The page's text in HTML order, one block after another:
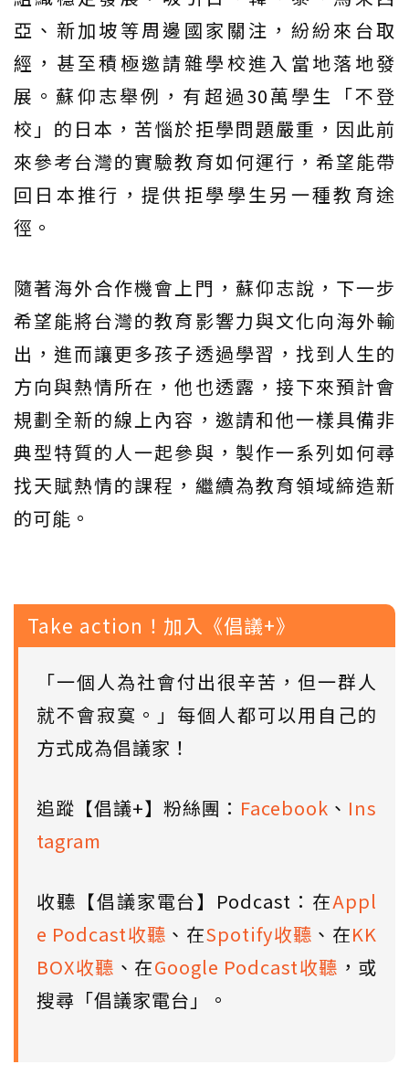
亞、新加坡等周邊國家關注，紛紛來台取
經，甚至積極邀請雜學校進入當地落地發
展。蘇仰志舉例，有超過30萬學生「不登
校」的日本，苦惱於拒學問題嚴重，因此前
來參考台灣的實驗教育如何運行，希望能帶
回日本推行，提供拒學學生另一種教育途
徑。
隨著海外合作機會上門，蘇仰志說，下一步
希望能將台灣的教育影響力與文化向海外輸
出，進而讓更多孩子透過學習，找到人生的
方向與熱情所在，他也透露，接下來預計會
規劃全新的線上內容，邀請和他一樣具備非
典型特質的人一起參與，製作一系列如何尋
找天賦熱情的課程，繼續為教育領域締造新
的可能。
Take action！加入《倡議+》
「一個人為社會付出很辛苦，但一群人
就不會寂寞。」每個人都可以用自己的
方式成為倡議家！
追蹤【倡議+】粉絲團： Facebook 、 Ins
tagram
收聽【倡議家電台】Podcast：在Appl
e Podcast收聽 、在Spotify收聽 、在KK
BOX收聽 、在Google Podcast收聽 ，或
搜尋「倡議家電台」。